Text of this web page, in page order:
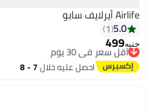
Airlife أيرلايف سابو
5.0
1
جنيه499
أقل سعر في 30 يوم
توصيل مجاني
أقل سعر في 30 يوماحصل عليه خلال 7 - 8
اغسطس